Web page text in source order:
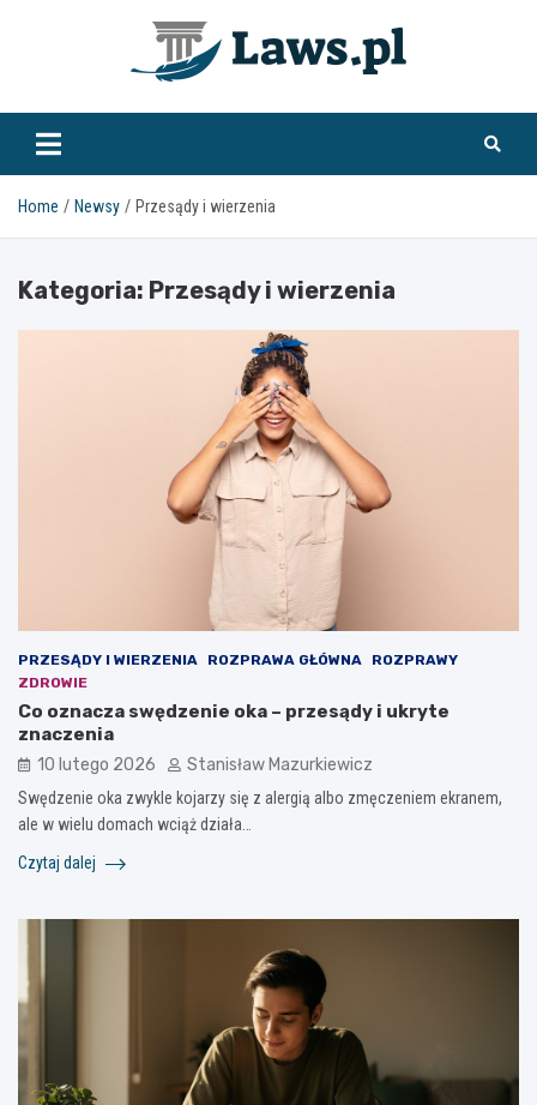
www.laws.pl
Home Newsy Przesądy i wierzenia
Kategoria: Przesądy i wierzenia
PRZESĄDY I WIERZENIA ROZPRAWA GŁÓWNA
ROZPRAWY
ZDROWIE
Co oznacza swędzenie oka – przesądy i ukryte
znaczenia
10 lutego 2026 Stanisław Mazurkiewicz
Swędzenie oka zwykle kojarzy się z alergią albo zmęczeniem ekranem,
ale w wielu domach wciąż działa…
Czytaj dalej